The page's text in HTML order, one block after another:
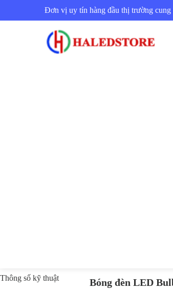
Đơn vị uy tín hàng đầu thị trường cung
Thông số kỹ thuật Bóng đèn LED